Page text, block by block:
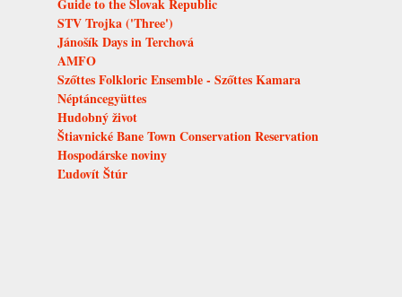
Guide to the Slovak Republic
STV Trojka ('Three')
Jánošík Days in Terchová
AMFO
Szőttes Folkloric Ensemble - Szőttes Kamara
Néptáncegyüttes
Hudobný život
Štiavnické Bane Town Conservation Reservation
Hospodárske noviny
Ľudovít Štúr